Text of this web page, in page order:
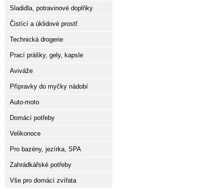
Sladidla, potravinové doplňky
Čistící a úklidové prostř.
Technická drogerie
Prací prášky, gely, kapsle
Aviváže
Přípravky do myčky nádobí
Auto-moto
Domácí potřeby
Velikonoce
Pro bazény, jezírka, SPA
Zahrádkářské potřeby
Vše pro domácí zvířata